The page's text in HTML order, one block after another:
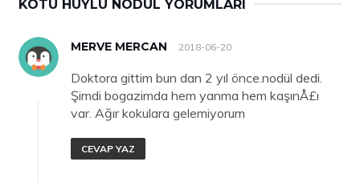
KÖTÜ HUYLU NODÜL YORUMLARI
MERVE MERCAN 2018-06-20
Doktora gittim bun dan 2 yıl önce.nodül dedi.
Şimdi bogazimda hem yanma hem kaşınÅ£ı
var. Ağır kokulara gelemiyorum
CEVAP YAZ